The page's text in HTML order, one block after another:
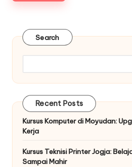
Search
Recent Posts
Kursus Komputer di Moyudan:
Kerja
Kursus Teknisi Printer Jogja:
Sampai Mahir